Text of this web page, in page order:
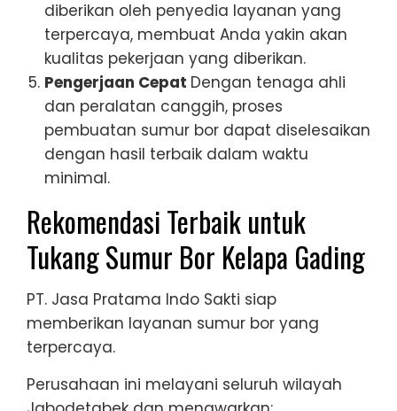
diberikan oleh penyedia layanan yang
terpercaya, membuat Anda yakin akan
kualitas pekerjaan yang diberikan.
Pengerjaan Cepat Dengan tenaga ahli
dan peralatan canggih, proses
pembuatan sumur bor dapat diselesaikan
dengan hasil terbaik dalam waktu
minimal.
Rekomendasi Terbaik untuk
Tukang Sumur Bor Kelapa Gading
PT. Jasa Pratama Indo Sakti siap
memberikan layanan sumur bor yang
terpercaya.
Perusahaan ini melayani seluruh wilayah